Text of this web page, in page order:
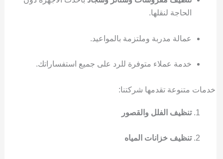
الحاجة لنقلها.
عمالة مدربة وملتزمة بالمواعيد.
خدمة عملاء متوفرة للرد على جميع استفساراتك.
خدمات متنوعة تقدمها شركتنا:
تنظيف الفلل والقصور
تنظيف خزانات المياه